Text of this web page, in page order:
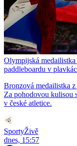
Olympijská
paddleboardu v
Bronzová medailistka
Za pohodovou kulisou
v české atletice.
SportyŽivě
dnes, 15:57